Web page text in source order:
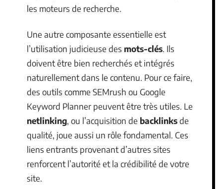
les moteurs de recherche.
Une autre composante essentielle est
l’utilisation judicieuse des mots-clés. Ils
doivent être bien recherchés et intégrés
naturellement dans le contenu. Pour ce faire,
des outils comme SEMrush ou Google
Keyword Planner peuvent être très utiles. Le
netlinking, ou l’acquisition de backlinksde
qualité, joue aussi un rôle fondamental. Ces
liens entrants provenant d’autres sites
renforcent l’autorité et la crédibilité de votre
site.